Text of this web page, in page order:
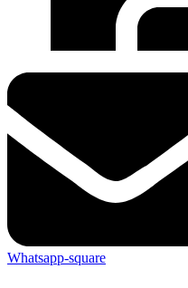
Whatsapp-square